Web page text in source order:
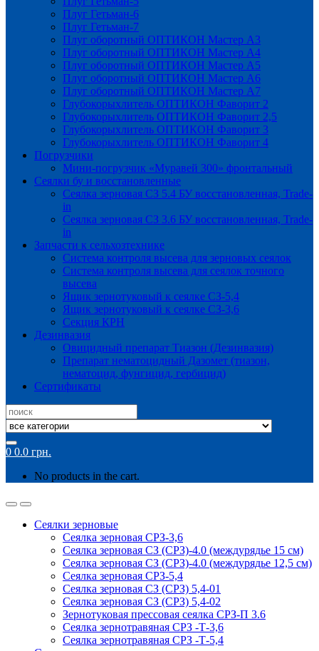
Плуг Гетьман-6
Плуг Гетьман-7
Плуг оборотный ОПТИКОН Мастер А3
Плуг оборотный ОПТИКОН Мастер А4
Плуг оборотный ОПТИКОН Мастер А5
Плуг оборотный ОПТИКОН Мастер А6
Плуг оборотный ОПТИКОН Мастер А7
Глубокорыхлитель ОПТИКОН Фаворит 2
Глубокорыхлитель ОПТИКОН Фаворит 2,5
Глубокорыхлитель ОПТИКОН Фаворит 3
Глубокорыхлитель ОПТИКОН Фаворит 4
Погрузчики
Мини-погрузчик «Муравей 300» фронтальный
Сеялки бу и восстановленные
Сеялка зерновая СЗ 5.4 БУ восстановленная, Trade-
in
Сеялка зерновая СЗ 3.6 БУ восстановленная, Trade-
in
Запчасти к сельхозтехнике
Система контроля высева для зерновых сеялок
Система контроля высева для сеялок точного
высева
Ящик зернотуковый к сеялке СЗ-5,4
Ящик зернотуковый к сеялке СЗ-3,6
Секция КРН
Дезинвазия
Овицидный препарат Тиазон (Дезинвазия)
Препарат нематоцидный Дазомет (тиазон,
нематоцид, фунгицид, гербицид)
Сертификаты
Search
for:
0 0.0 грн.
No products in the cart.
Сеялки зерновые
Сеялка зерновая СРЗ-3,6
Сеялка зерновая СЗ (СРЗ)-4.0 (междурядье 15 см)
Сеялка зерновая СЗ (СРЗ)-4.0 (междурядье 12,5 см)
Сеялка зерновая СРЗ-5,4
Сеялка зерновая СЗ (СРЗ) 5,4-01
Сеялка зерновая СЗ (СРЗ) 5,4-02
Зернотуковая прессовая сеялка СРЗ-П 3.6
Сеялка зернотравяная СРЗ -Т-3,6
Сеялка зернотравяная СРЗ -Т-5,4